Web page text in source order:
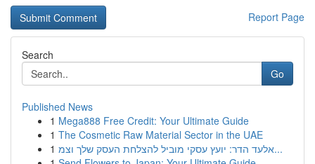
Report Page
Search
Go
Published News
1 Mega888 Free Credit: Your Ultimate Guide
1 The Cosmetic Raw Material Sector in the UAE
1
אלעד הדר: יועץ עסקי מוביל להצלחת העסק שלך וצמ...